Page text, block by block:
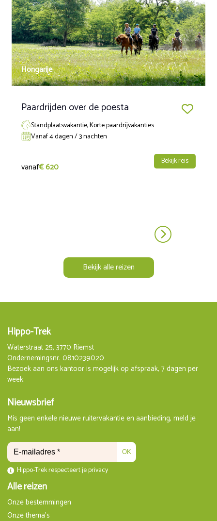
Op aanvraag
€ 1.190,00
Boeken
za 17 oktober 2026
wo 21 oktober 2026
5 Dagen
Op aanvraag
Boeken
Exclusief reserveringskosten 25 euro per boeking
Hongarije
Paardrijden over de poesta
Standplaatsvakantie, Korte paardrijvakanties
Vanaf 4 dagen / 3 nachten
vanaf€ 620 Bekijk reis
Bekijk alle reizen
Hippo-Trek
Waterstraat 25, 3770 Riemst
Ondernemingsnr. 0810239020
Bezoek aan ons kantoor is mogelijk op afspraak, 7 dagen per
week.
Nieuwsbrief
Mis geen enkele nieuwe ruitervakantie en aanbieding, meld je
aan!
OK
Hippo-Trek respecteert je privacy
Alle reizen
Onze bestemmingen
Onze thema's